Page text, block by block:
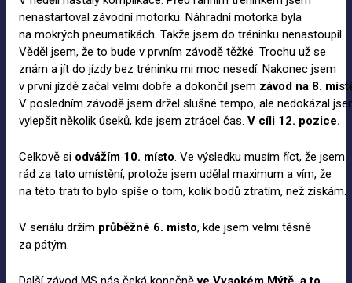
nenastartoval závodní motorku. Náhradní motorka byla
na mokrých pneumatikách. Takže jsem do tréninku nenastoupil.
Věděl jsem, že to bude v prvním závodě těžké. Trochu už se
znám a jít do jízdy bez tréninku mi moc nesedí. Nakonec jsem
v první jízdě začal velmi dobře a dokončil jsem závod na 8.
V posledním závodě jsem držel slušné tempo, ale nedokázal
vylepšit několik úseků, kde jsem ztrácel čas. V cíli 12. pozice.
Celkově si odvážím 10. místo. Ve výsledku musím říct, že jsem
rád za tato umístění, protože jsem udělal maximum a vím, že
na této trati to bylo spíše o tom, kolik bodů ztratím, než získám.
V seriálu držím průběžné 6. místo, kde jsem velmi těsně
za pátým.